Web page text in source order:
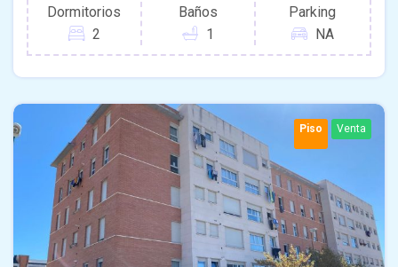
Dormitorios
2
Baños
1
Parking
NA
Piso Venta